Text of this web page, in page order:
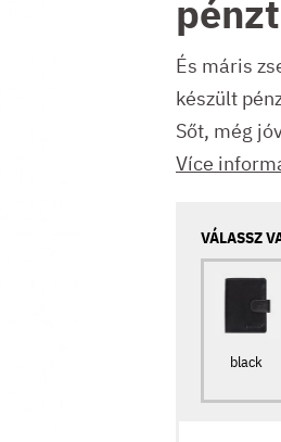
És máris
készült
Sőt, még
Více
VÁLASSZ
black